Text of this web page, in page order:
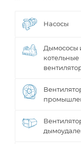
Насосы
Дымососы
котельные